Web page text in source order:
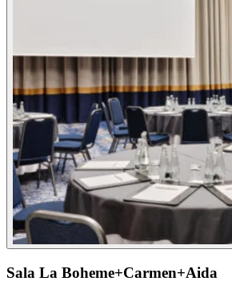
Sala La Boheme+Carmen+Aida